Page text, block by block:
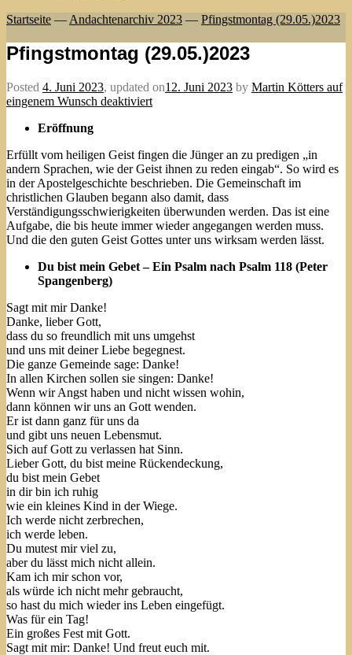
Startseite — Andachtenarchiv 2023 — Pfingstmontag (29.05.)2023
Pfingstmontag (29.05.)2023
Posted 4. Juni 2023, updated on12. Juni 2023 by Martin Kötters auf
eingenem Wunsch deaktiviert
Eröffnung
Erfüllt vom heiligen Geist fingen die Jünger an zu predigen „in
andern Sprachen, wie der Geist ihnen zu reden eingab“. So wird es
in der Apostelgeschichte beschrieben. Die Gemeinschaft im
christlichen Glauben begann also damit, dass
Verständigungsschwierigkeiten überwunden werden. Das ist eine
Aufgabe, die bis heute immer wieder angegangen werden muss.
Und die den guten Geist Gottes unter uns wirksam werden lässt.
Du bist mein Gebet – Ein Psalm nach Psalm 118 (Peter
Spangenberg)
Sagt mit mir Danke!
Danke, lieber Gott,
dass du so freundlich mit uns umgehst
und uns mit deiner Liebe begegnest.
Die ganze Gemeinde sage: Danke!
In allen Kirchen sollen sie singen: Danke!
Wenn wir Angst haben und nicht wissen wohin,
dann können wir uns an Gott wenden.
Er ist dann ganz für uns da
und gibt uns neuen Lebensmut.
Sich auf Gott zu verlassen hat Sinn.
Lieber Gott, du bist meine Rückendeckung,
du bist mein Gebet
in dir bin ich ruhig
wie ein kleines Kind in der Wiege.
Ich werde nicht zerbrechen,
ich werde leben.
Du mutest mir viel zu,
aber du lässt mich nicht allein.
Kam ich mir schon vor,
als würde ich nicht mehr gebraucht,
so hast du mich wieder ins Leben eingefügt.
Was für ein Tag!
Ein großes Fest mit Gott.
Sagt mit mir: Danke! Und freut euch mit.